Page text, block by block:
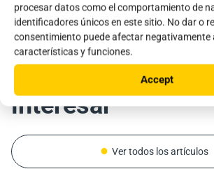
procesar datos como el comportamiento de
identificadores únicos en este sitio. No dar o
consentimiento puede afectar negativamente
características y funciones.
Accept
sino una responsabilidad. Nuestra planta
demuestra que es posible conciliar
excelencia industrial y sostenibilidad
También le puede
interesar
Ver todos los artículos